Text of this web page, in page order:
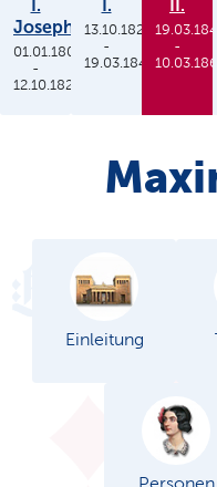
I.
Joseph
01.01.1806
-
12.10.1825
I.
13.10.1825
-
19.03.1848
II.
-
Einleitung